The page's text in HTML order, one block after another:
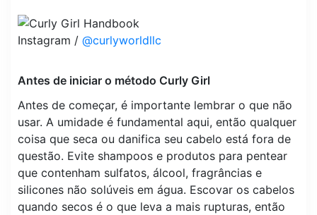
Instagram / @curlyworldllc
Antes de iniciar o método Curly Girl
Antes de começar, é importante lembrar o que não
usar. A umidade é fundamental aqui, então qualquer
coisa que seca ou danifica seu cabelo está fora de
questão. Evite shampoos e produtos para pentear
que contenham sulfatos, álcool, fragrâncias e
silicones não solúveis em água. Escovar os cabelos
quando secos é o que leva a mais rupturas, então